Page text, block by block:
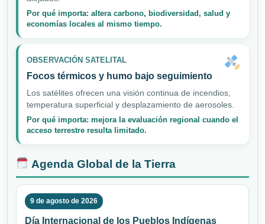
Por qué importa: altera carbono, biodiversidad, salud y
economías locales al mismo tiempo.
OBSERVACIÓN SATELITAL
Focos térmicos y humo bajo seguimiento
Los satélites ofrecen una visión continua de incendios,
temperatura superficial y desplazamiento de aerosoles.
Por qué importa: mejora la evaluación regional cuando el
acceso terrestre resulta limitado.
Agenda Global de la Tierra
9 de agosto de 2026
Día Internacional de los Pueblos Indígenas